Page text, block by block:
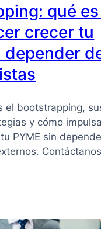
qué
crecer tu
depender
el bootstrapping,
y cómo
PYME sin